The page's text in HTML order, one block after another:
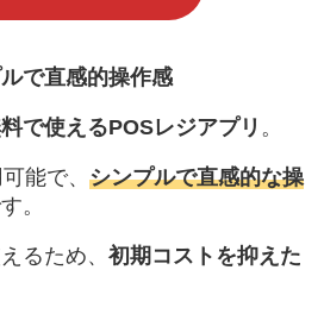
で直感的操作感
で使えるPOSレジアプリ 。
能で、 シンプルで直感的な操
。
るため、 初期コストを抑えた